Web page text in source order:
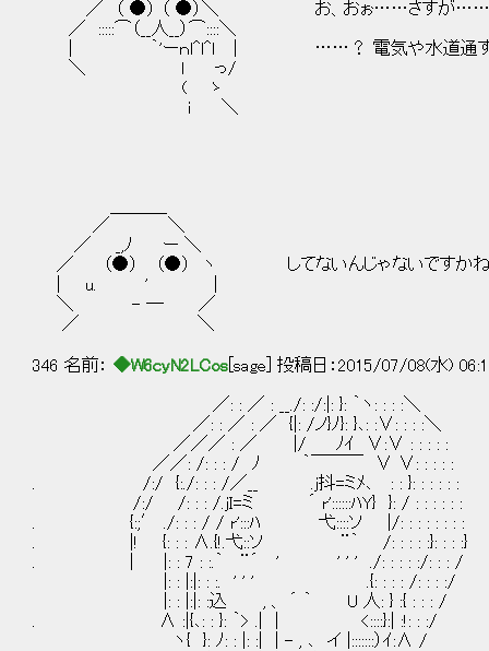
／ （ ●） （ ●）＼ お、おぉ……さすが……
／ :::::⌒（__人__）⌒::::＼
| ｀'ーｎl^l^ｌ | ……？ 電気や水道通すのっ
＼ l っ/
( ゝ
ｉ ＼
／ ＼
／ _,ﾉ ー ＼
／ （●） （●） ヽ してないんじゃないですかね
| u. ' |
＼ - ― ／
／ ＼
346 名前： ◆W6cyN2LCos [sage] 投稿日：2015/07/08(水)
／: : ／ : __./: :/:|: }: ｀ヽ: : : :＼
／: : ／ : ／ {|: /ノ}ﾉ}: }､: :∨: : : :＼
／／／ : ／ |/ ﾉｲ ∨:∨ : : : : :
／／: /: : : / ﾉ ｀￣￣￣ ∨ ∨: : : : :
. /:/ {:./: : : /／__ .j抖=ミﾒ､ : : }: : : : : :
/:/ /: : : /.jI=ミ ´ r'::::::ﾊY} }: / : : : : : : という
. {:;′ ./: : : / / r':::ﾊ 弋::::ソ |/: : : : : : : : 見
. |! {: : : ∧.{!.弋::ソ ¨｀ /: : : : :}: : : :}
. | |: : 7 : :.｀ ¨´ ' ' ' ' ./: : : : :/: : : / これ、
|: : |:|: : :. ' ' ' .{: : : : /: : : :/
|: : |:|: :込 , 、 ´ ｀ U 人: } :{ : : : /
. ∧ :|{､: : }: ｀> .| | <::::}:| :!: : :/
ヽ{ }: ﾉ: : |: :| | - , ､ イ |:::::::）ｲ:∧ /